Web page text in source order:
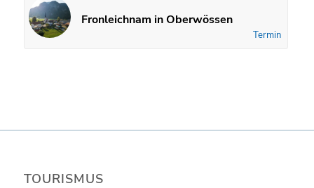
Fronleichnam in Oberwössen
Termin
TOURISMUS